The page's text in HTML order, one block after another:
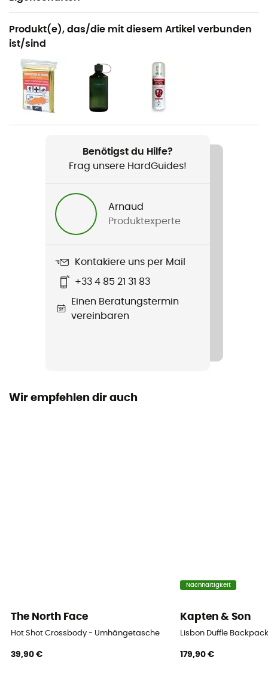
Geeignet für
Reise / Alltag
Geschlecht
Herren
Gewicht
1 920 g
Wasserdichtigkeit
Wasserabweisend
Polyester 450D
Bluesign™ / Recycelt / PFC-Free
Produkt(e), das/die mit diesem Artikel verbunden
ist/sind
Benötigst du Hilfe?
Frag unsere HardGuides!
Arnaud
Produktexperte
Kontakiere uns per Mail
+33 4 85 21 31 83
Einen Beratungstermin
vereinbaren
Wir empfehlen dir auch
The North Face
Hot Shot Crossbody - Umhängetasche
39,90 €
Nachhaltigkeit
Kapten & Son
Lisbon Duffle
179,90 €